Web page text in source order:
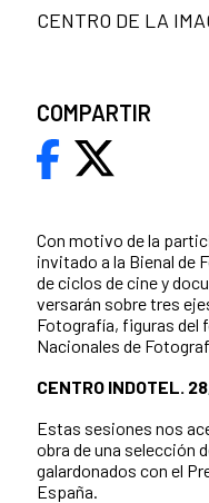
Con motivo de la
invitado a la Bienal de
de ciclos de cine y
versarán sobre tres
Fotografía, figuras del
Nacionales de
CENTRO INDOTEL.
Estas sesiones nos
obra de una selección
galardonados con el
España.
CENTRO DE LA
COMPARTIR